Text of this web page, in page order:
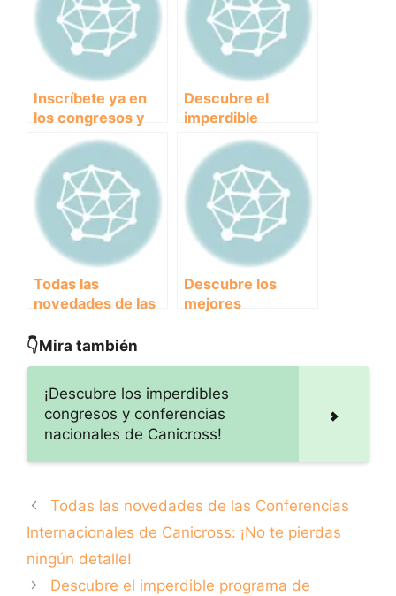
Inscríbete ya en
los congresos y
conferencias de
Canicross: ¡No te
lo pierdas!
Descubre el
imperdible
programa de
conferencias y
charlas de
Canicross
Todas las
novedades de las
Internacionales de
detalle!
Descubre los
mejores
👇Mira también
¡Descubre los imperdibles
congresos y conferencias
nacionales de Canicross!
Todas las novedades de las Conferencias
Internacionales de Canicross: ¡No te pierdas
ningún detalle!
Descubre el imperdible programa de